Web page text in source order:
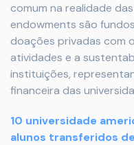
comum na realidade
endowments são
doações privadas com
atividades e a
instituições,
financeira das
10 universidade
alunos transferidos